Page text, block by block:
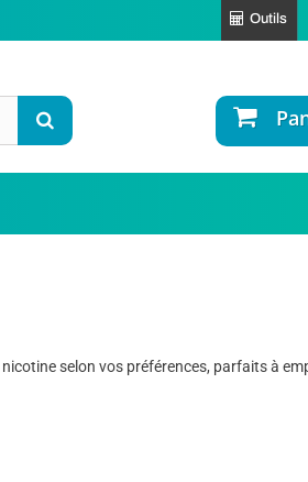
Outils
selon vos préférences, parfaits à